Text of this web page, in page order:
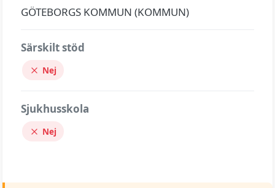
GÖTEBORGS KOMMUN (KOMMUN)
Särskilt stöd
Nej
Sjukhusskola
Nej